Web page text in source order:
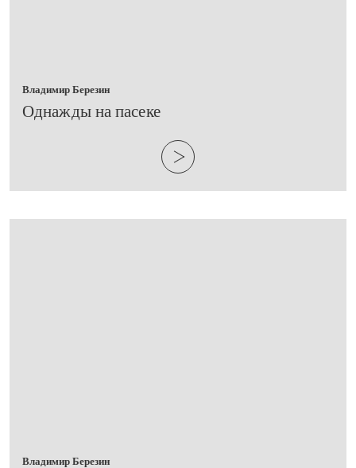
Владимир Березин
​Однажды на пасеке
Владимир Березин